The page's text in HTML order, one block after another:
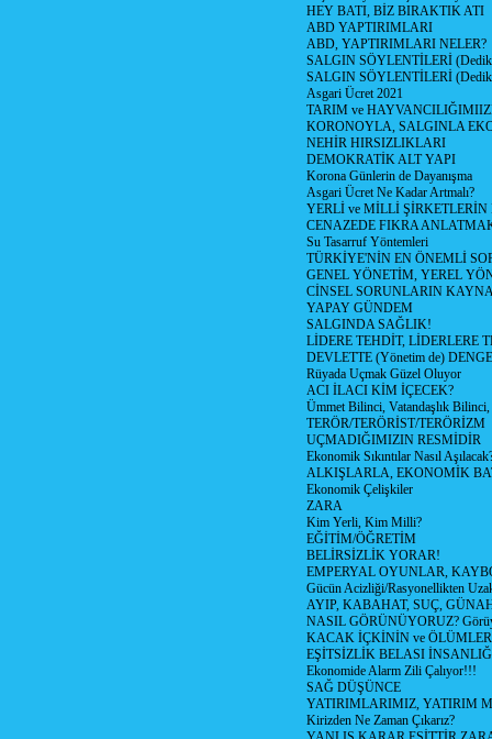
HEY BATI, BİZ BIRAKTIK ATI
ABD YAPTIRIMLARI
ABD, YAPTIRIMLARI NELER?
SALGIN SÖYLENTİLERİ
SALGIN SÖYLENTİLERİ
Asgari Ücret 2021
TARIM ve
KORONOYLA, SALGINLA
NEHİR HIRSIZLIKLARI
DEMOKRATİK ALT YAPI
Korona Günlerin de Dayanışma
Asgari Ücret Ne Kadar Artmalı?
YERLİ ve MİLLİ
CENAZEDE FIKRA
Su Tasarruf Yöntemleri
TÜRKİYE'NİN EN ÖNEMLİ
GENEL YÖNETİM, YEREL
CİNSEL SORUNLARIN
YAPAY GÜNDEM
SALGINDA SAĞLIK!
LİDERE TEHDİT, LİDERLERE
DEVLETTE (Yönetim de)
Rüyada Uçmak Güzel Oluyor
ACI İLACI KİM İÇECEK?
Ümmet Bilinci, Vatandaşlık
TERÖR/TERÖRİST/TERÖRİZM
UÇMADIĞIMIZIN RESMİDİR
Ekonomik Sıkıntılar Nasıl
ALKIŞLARLA, EKONOMİK
Ekonomik Çelişkiler
ZARA
Kim Yerli, Kim Milli?
EĞİTİM/ÖĞRETİM
BELİRSİZLİK YORAR!
EMPERYAL OYUNLAR,
Gücün Acizliği/Rasyonellikten
AYIP, KABAHAT, SUÇ,
NASIL GÖRÜNÜYORUZ?
KACAK İÇKİNİN ve
EŞİTSİZLİK BELASI
Ekonomide Alarm Zili Çalıyor!!!
SAĞ DÜŞÜNCE
YATIRIMLARIMIZ, YATIRIM
Kirizden Ne Zaman Çıkarız?